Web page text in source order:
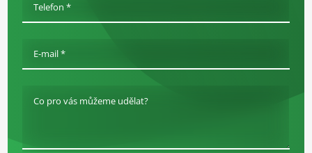
Telefon *
E-mail *
Co pro vás můžeme udělat?